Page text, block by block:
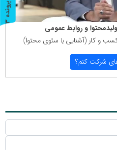
و روابط عمومی
و كار (آشنایی با سئوی محتوا)
شركت كنم؟
پ
ر
و
ن
د
ه
3